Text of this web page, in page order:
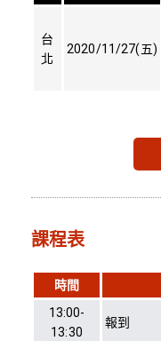
台
北
2020/11/27(五)
課程表
時間
13:00-
13:30
報到